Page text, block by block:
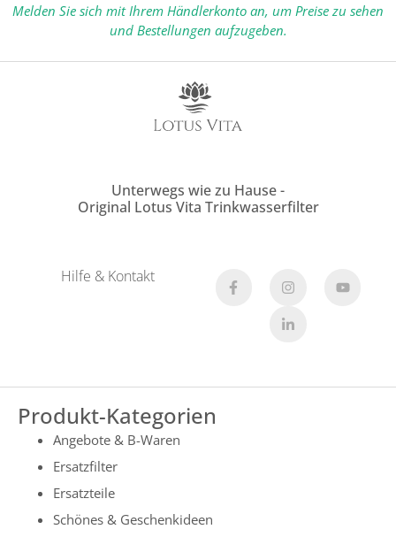
Melden Sie sich mit Ihrem Händlerkonto an, um Preise zu sehen
und Bestellungen aufzugeben.
Unterwegs wie zu Hause -
Original Lotus Vita Trinkwasserfilter
Hilfe & Kontakt
Produkt-Kategorien
Angebote & B-Waren
Ersatzfilter
Ersatzteile
Schönes & Geschenkideen